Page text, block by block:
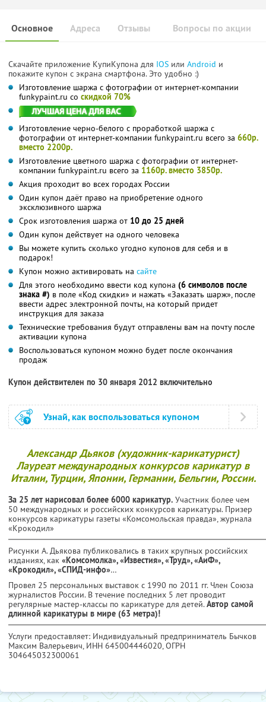
Основное Отзывы Вопросы по акции
Адреса
Скачайте приложение КупиКупона для IOS или Android и
покажите купон с экрана смартфона. Это удобно :)
Изготовление шаржа с фотографии от интернет-компании
funkypaint.ru со скидкой 70%
Изготовление черно-белого с проработкой шаржа с
фотографии от интернет-компании funkypaint.ru всего за 660р.
вместо 2200р.
Изготовление цветного шаржа с фотографии от интернет-
компании funkypaint.ru всего за 1160р. вместо 3850р.
Акция проходит во всех городах России
Один купон даёт право на приобретение одного
эксклюзивного шаржа
Срок изготовления шаржа от 10 до 25 дней
Один купон действует на одного человека
Вы можете купить сколько угодно купонов для себя и в
подарок!
Купон можно активировать на сайте
Для этого необходимо ввести код купона (6 символов после
знака #) в поле «Код скидки» и нажать «Заказать шарж», после
ввести адрес электронной почты, на который придет
инструкция для заказа
Технические требования будут отправлены вам на почту после
активации купона
Воспользоваться купоном можно будет после окончания
продаж
Купон действителен по 30 января 2012 включительно
Узнай, как воспользоваться купоном
Александр Дьяков (художник-карикатурист)
Лауреат международных конкурсов карикатур в
Италии, Турции, Японии, Германии, Бельгии, России.
За 25 лет нарисовал более 6000 карикатур. Участник более чем
50 международных и российских конкурсов карикатуры. Призер
конкурсов карикатуры газеты «Комсомольская правда», журнала
«Крокодил»
Рисунки А. Дьякова публиковались в таких крупных российских
изданиях, как «Комсомолка», «Известия», «Труд», «АиФ»,
«Крокодил», «СПИД-инфо»…
Провел 25 персональных выставок с 1990 по 2011 гг. Член Союза
журналистов России. В течение последних 5 лет проводит
регулярные мастер-классы по карикатуре для детей.Автор самой
длинной карикатуры в мире (63 метра)!
Услуги предоставляет: Индивидуальный предприниматель Бычков
Максим Валерьевич, ИНН 645004446020, ОГРН
304645032300061